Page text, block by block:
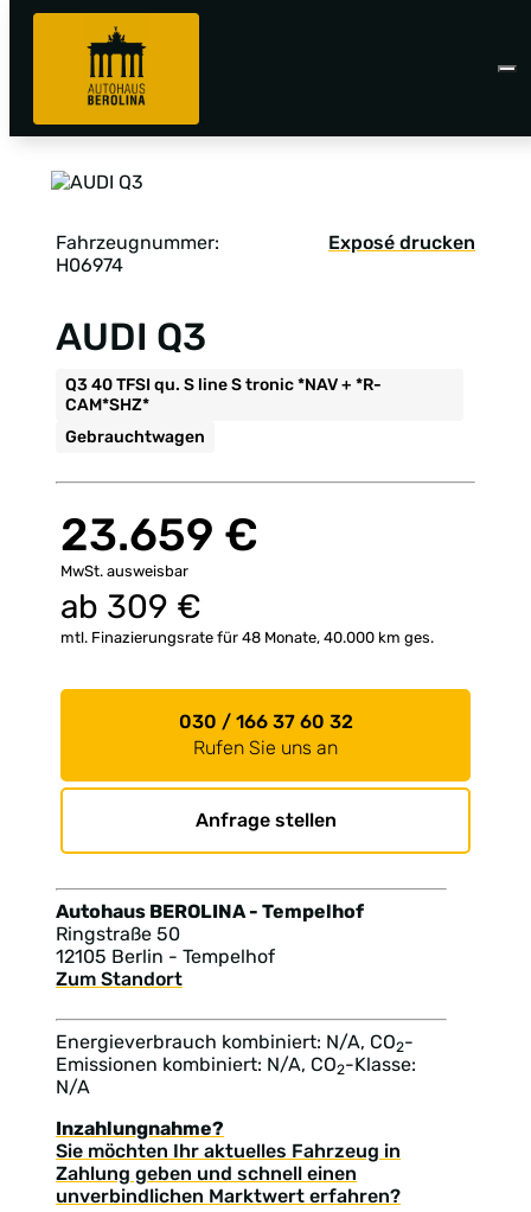
Fahrzeugnummer:
H06974
Exposé drucken
AUDI Q3
Q3 40 TFSI qu. S line S tronic *NAV + *R-
CAM*SHZ*
Gebrauchtwagen
23.659 €
MwSt. ausweisbar
ab 309 €
mtl. Finazierungsrate für 48 Monate, 40.000 km ges.
030 / 166 37 60 32
Rufen Sie uns an
Anfrage stellen
Autohaus BEROLINA - Tempelhof
Ringstraße 50
12105 Berlin - Tempelhof
Zum Standort
Energieverbrauch kombiniert: N/A, CO2-
Emissionen kombiniert: N/A, CO2-Klasse:
N/A
Inzahlungnahme?
Sie möchten Ihr aktuelles Fahrzeug in
Zahlung geben und schnell einen
unverbindlichen Marktwert erfahren?